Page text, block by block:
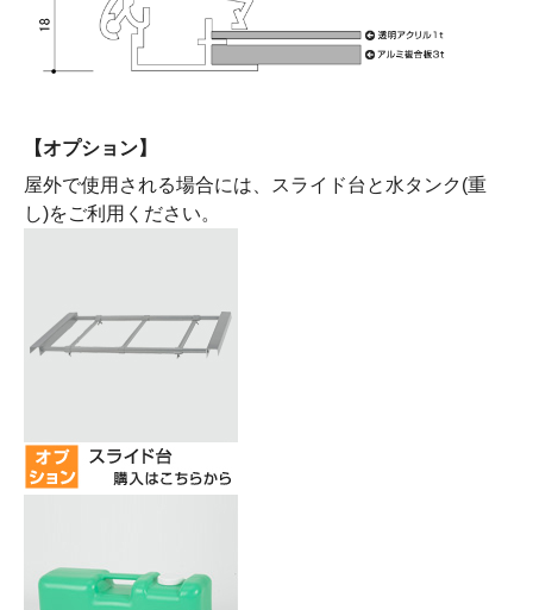
【オプション】
屋外で使用される場合には、スライド台と水タンク(重
し)をご利用ください。